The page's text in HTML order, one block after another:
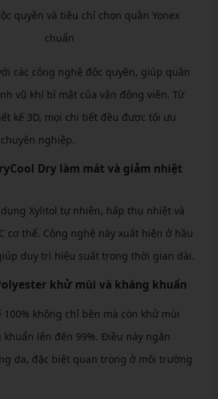
quyền và tiêu chí chọn quần Yonex
chuẩn
các công nghệ độc quyền, giúp quần
vũ khí bí mật của vận động viên. Từ
kế 3D, mọi chi tiết đều được tối ưu
nghiệp.
Dry làm mát và giảm nhiệt
dụng Xylitol tự nhiên, hấp thụ nhiệt và
cơ thể. Công nghệ này xuất hiện ở hầu
duy trì hiệu suất trong thời gian dài.
khử mùi và kháng khuẩn
100% không chỉ bền mà còn khử mùi
lên đến 99%. Điều này ngăn
da, đặc biệt quan trọng ở môi trường